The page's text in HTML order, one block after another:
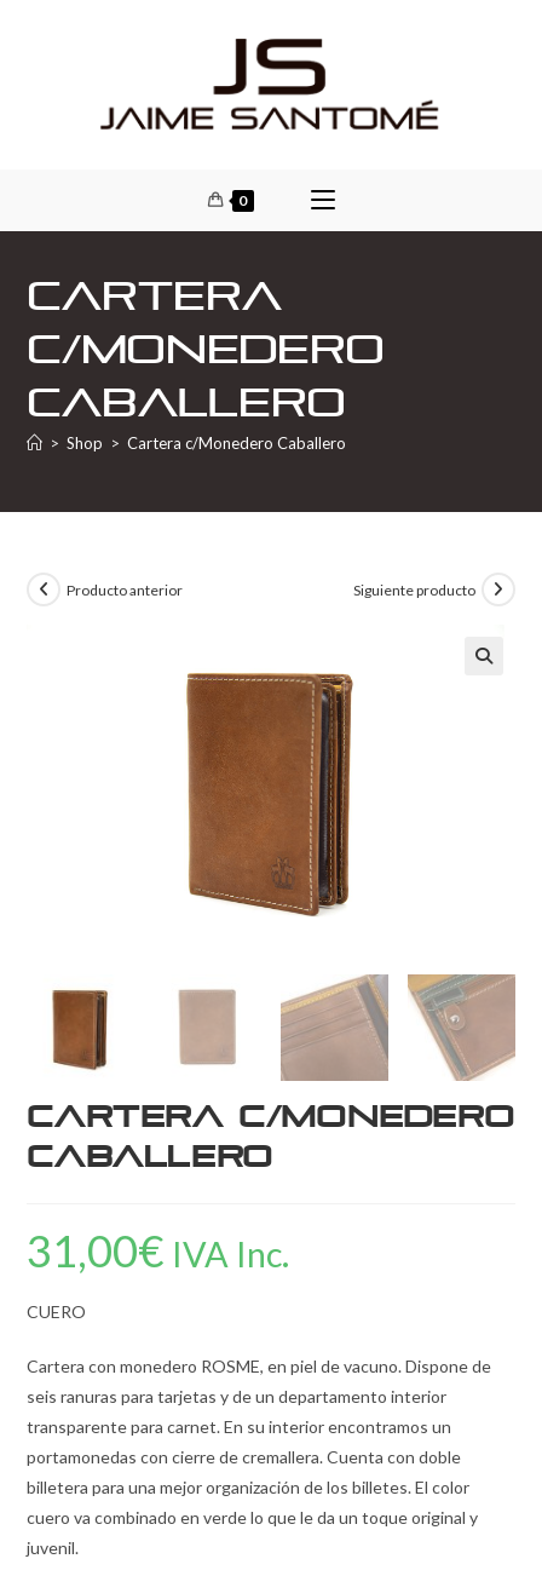
0
Cartera
c/Monedero
Caballero
> Shop > Cartera c/Monedero Caballero
Producto anterior Siguiente producto
Cartera c/Monedero
Caballero
31,00€ IVA Inc.
CUERO
Cartera con monedero ROSME, en piel de vacuno. Dispone de
seis ranuras para tarjetas y de un departamento interior
transparente para carnet. En su interior encontramos un
portamonedas con cierre de cremallera. Cuenta con doble
billetera para una mejor organización de los billetes. El color
cuero va combinado en verde lo que le da un toque original y
juvenil.